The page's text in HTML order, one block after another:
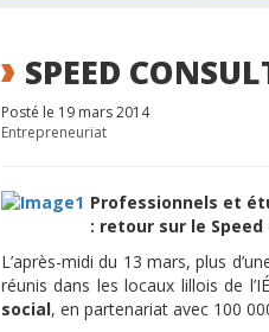
SPEED
Posté le 19 mars 2014
Entrepreneuriat
Professionnels et
: retour sur le
L’après-midi du 13 mars, plus
réunis dans les locaux lillois de
social, en partenariat avec 100